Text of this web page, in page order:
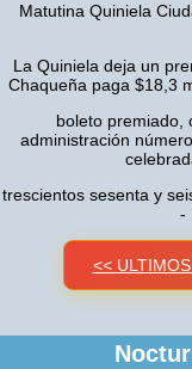
Matutina Quiniela
La Quiniela deja un
Chaqueña paga $18,3
boleto premiado,
administración
trescientos sesenta y
-
<<